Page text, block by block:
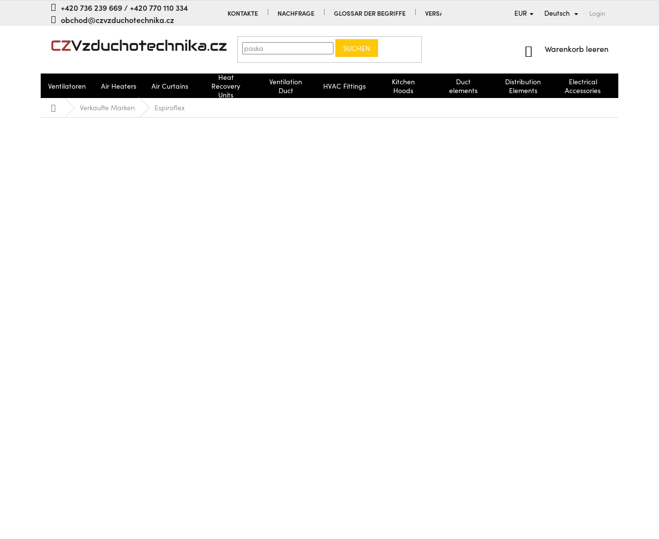
+420 736 239 669 / +420 770 110 334
obchod@czvzduchotechnika.cz
KONTAKTE NACHFRAGE GLOSSAR DER BEGRIFFE VERSAND UND ZAHLUNG VERKAUFTE MARKEN
EUR Deutsch Login
SUCHEN WARENKORB
Warenkorb leeren
Ventilatoren Air Heaters Air Curtains
Heat
Recovery
Units
Ventilation
Duct
HVAC Fittings
Kitchen
Hoods
Duct
elements
Distribution
Elements
Electrical
Accessories
StartseiteVerkaufte Marken Espiroflex